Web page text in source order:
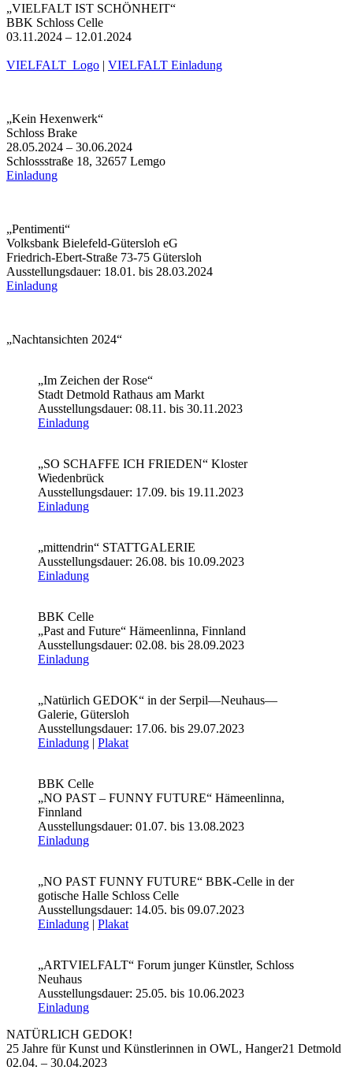
„VIELFALT IST SCHÖNHEIT“
BBK Schloss Celle
03.11.2024 – 12.01.2024
VIELFALT_Logo | VIELFALT Einladung
„Kein Hexenwerk“
Schloss Brake
28.05.2024 – 30.06.2024
Schlossstraße 18, 32657 Lemgo
Einladung
„Pentimenti“
Volksbank Bielefeld-Gütersloh eG
Friedrich-Ebert-Straße 73-75 Gütersloh
Ausstellungsdauer: 18.01. bis 28.03.2024
Einladung
„Nachtansichten 2024“
„Im Zeichen der Rose“
Stadt Detmold Rathaus am Markt
Ausstellungsdauer: 08.11. bis 30.11.2023
Einladung
„SO SCHAFFE ICH FRIEDEN“ Kloster
Wiedenbrück
Ausstellungsdauer: 17.09. bis 19.11.2023
Einladung
„mittendrin“ STATTGALERIE
Ausstellungsdauer: 26.08. bis 10.09.2023
Einladung
BBK Celle
„Past and Future“ Hämeenlinna, Finnland
Ausstellungsdauer: 02.08. bis 28.09.2023
Einladung
„Natürlich GEDOK“ in der Serpil—Neuhaus—
Galerie, Gütersloh
Ausstellungsdauer: 17.06. bis 29.07.2023
Einladung | Plakat
BBK Celle
„NO PAST – FUNNY FUTURE“ Hämeenlinna,
Finnland
Ausstellungsdauer: 01.07. bis 13.08.2023
Einladung
„NO PAST FUNNY FUTURE“ BBK-Celle in der
gotische Halle Schloss Celle
Ausstellungsdauer: 14.05. bis 09.07.2023
Einladung | Plakat
„ARTVIELFALT“ Forum junger Künstler, Schloss
Neuhaus
Ausstellungsdauer: 25.05. bis 10.06.2023
Einladung
NATÜRLICH GEDOK!
25 Jahre für Kunst und Künstlerinnen in OWL, Hanger21 Detmold
02.04. – 30.04.2023